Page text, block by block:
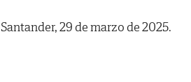
Santander, 29 de marzo de 2025.